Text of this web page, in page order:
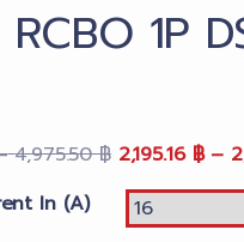
1P
4,975.50฿Price
range:
4,670.55 ฿
Original
price
was:
2,195.16 ฿ –
In (A)